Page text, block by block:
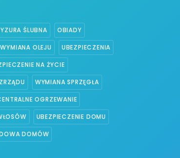
ŚLUBNA OBIADY
WYMIANA OLEJU UBEZPIECZENIA
NA ŻYCIE
WYMIANA SPRZĘGŁA
OGRZEWANIE
UBEZPIECZENIE DOMU
DOMÓW